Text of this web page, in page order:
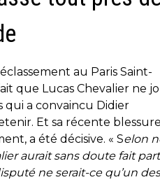
au Paris Saint-
que Lucas Chevalier ne
qui a convaincu Didier
Et sa récente
a été décisive. « Selon
aurait sans doute fait
ne serait-ce qu’un